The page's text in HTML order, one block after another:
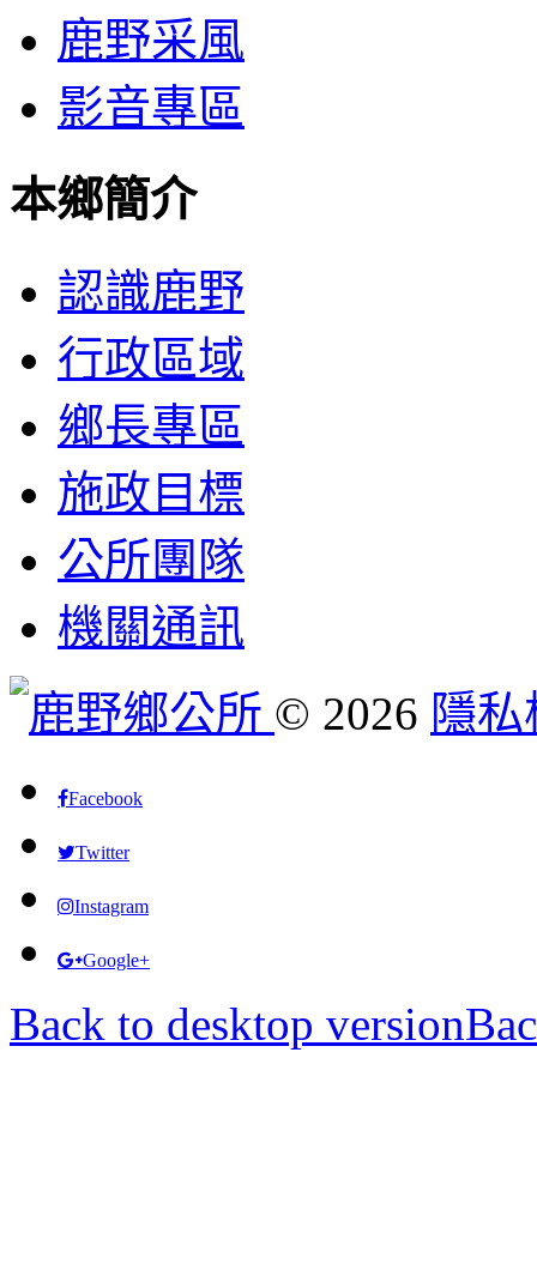
鹿野采風
影音專區
本鄉簡介
認識鹿野
行政區域
鄉長專區
施政目標
公所團隊
機關通訊
© 2026 隱
Facebook
Twitter
Instagram
Google+
Back to desktop version